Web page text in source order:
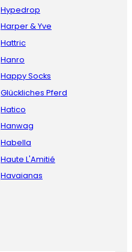
Hypedrop
Harper & Yve
Hattric
Hanro
Happy Socks
Glückliches Pferd
Hatico
Hanwag
Habella
Haute L'Amitié
Havaianas